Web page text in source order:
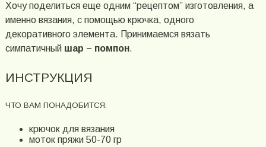
Хочу поделиться еще одним “рецептом” изготовления, а
именно вязания, с помощью крючка, одного
декоративного элемента. Принимаемся вязать
симпатичный шар – помпон.
ИНСТРУКЦИЯ
ЧТО ВАМ ПОНАДОБИТСЯ:
крючок для вязания
моток пряжи 50-70 гр